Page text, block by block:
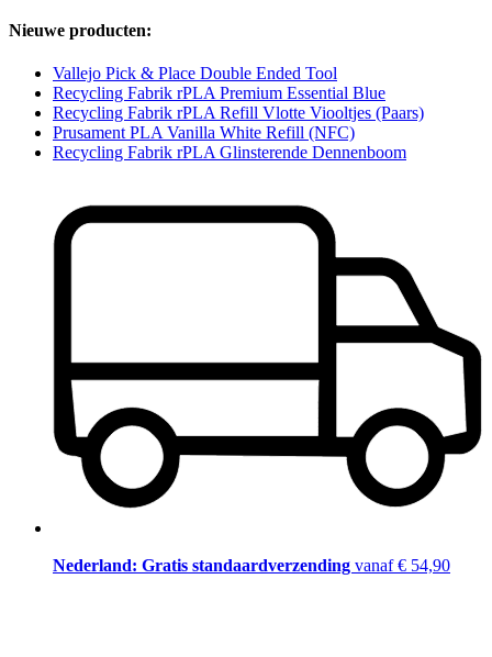
Nieuwe producten:
Vallejo Pick & Place Double Ended Tool
Recycling Fabrik rPLA Premium Essential Blue
Recycling Fabrik rPLA Refill Vlotte Viooltjes (Paars)
Prusament PLA Vanilla White Refill (NFC)
Recycling Fabrik rPLA Glinsterende Dennenboom
Nederland: Gratis standaardverzending vanaf € 54,90